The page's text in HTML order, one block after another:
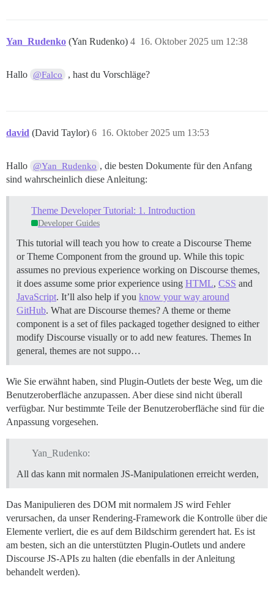
Yan_Rudenko (Yan Rudenko) 16. Oktober 2025 um 12:38
4
Hallo @Falco , hast du Vorschläge?
david (David Taylor) 16. Oktober 2025 um 13:53
6
Hallo @Yan_Rudenko , die besten Dokumente für den Anfang
sind wahrscheinlich diese Anleitung:
Theme Developer Tutorial: 1. Introduction
Developer Guides
This tutorial will teach you how to create a Discourse Theme
or Theme Component from the ground up. While this topic
assumes no previous experience working on Discourse themes,
it does assume some prior experience using HTML, CSS and
JavaScript. It’ll also help if you know your way around
GitHub. What are Discourse themes? A theme or theme
component is a set of files packaged together designed to either
modify Discourse visually or to add new features. Themes In
general, themes are not suppo…
Wie Sie erwähnt haben, sind Plugin-Outlets der beste Weg, um die
Benutzeroberfläche anzupassen. Aber diese sind nicht überall
verfügbar. Nur bestimmte Teile der Benutzeroberfläche sind für die
Anpassung vorgesehen.
Yan_Rudenko:
All das kann mit normalen JS-Manipulationen erreicht werden,
Das Manipulieren des DOM mit normalem JS wird Fehler
verursachen, da unser Rendering-Framework die Kontrolle über die
Elemente verliert, die es auf dem Bildschirm gerendert hat. Es ist
am besten, sich an die unterstützten Plugin-Outlets und andere
Discourse JS-APIs zu halten (die ebenfalls in der Anleitung
behandelt werden).